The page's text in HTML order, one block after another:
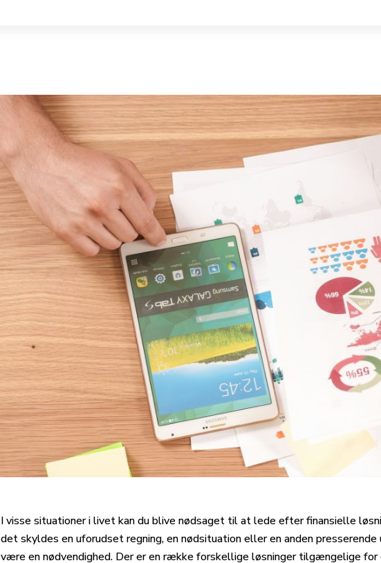
I visse situationer i livet kan du blive nødsaget til at lede efter finansielle
det skyldes en uforudset regning, en nødsituation eller en anden
være en nødvendighed. Der er en række forskellige løsninger tilgængelige for